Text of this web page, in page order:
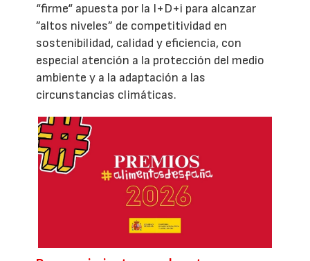
“firme“ apuesta por la I+D+i para alcanzar
”altos niveles” de competitividad en
sostenibilidad, calidad y eficiencia, con
especial atención a la protección del medio
ambiente y a la adaptación a las
circunstancias climáticas.